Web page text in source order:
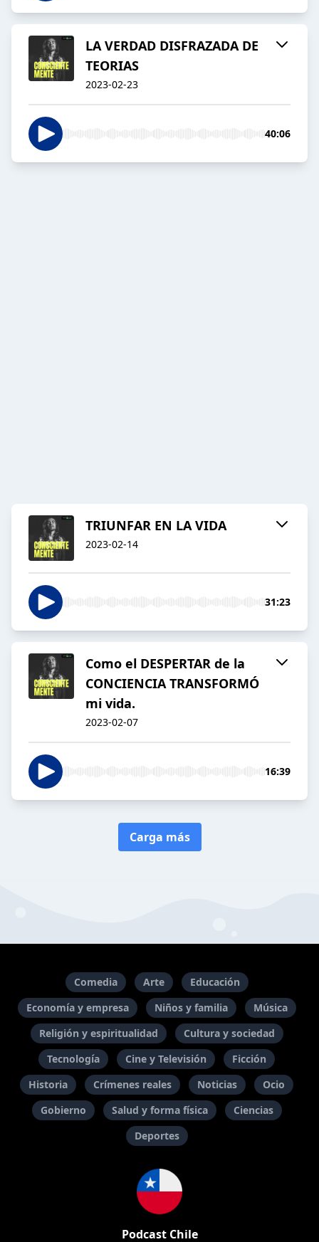
LA VERDAD DISFRAZADA DE
TEORIAS
2023-02-23
40:06
TRIUNFAR EN LA VIDA
2023-02-14
31:23
Como el DESPERTAR de la
CONCIENCIA TRANSFORMÓ
mi vida.
2023-02-07
16:39
Carga más
Comedia Arte
Educación
Economía y empresa
Niños y familia
Música
Religión y espiritualidad
Cultura y sociedad
Tecnología
Cine y Televisión
Ficción
Historia
Crímenes reales Noticias
Ocio
Gobierno
Salud y forma física
Ciencias
Deportes
Podcast Chile